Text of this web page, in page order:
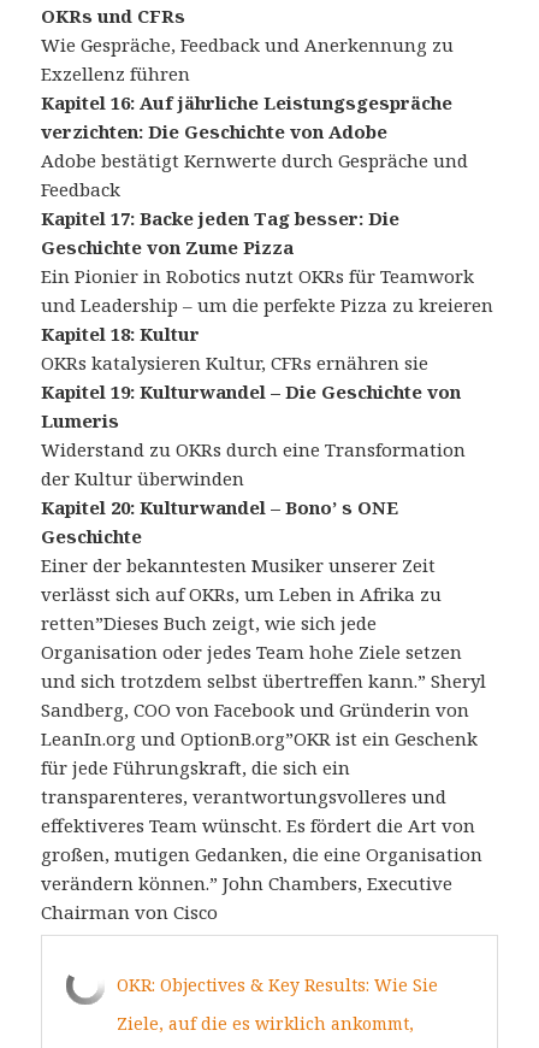
OKRs und CFRs
Wie Gespräche, Feedback und Anerkennung zu
Exzellenz führen
Kapitel 16: Auf jährliche Leistungsgespräche
verzichten: Die Geschichte von Adobe
Adobe bestätigt Kernwerte durch Gespräche und
Feedback
Kapitel 17: Backe jeden Tag besser: Die
Geschichte von Zume Pizza
Ein Pionier in Robotics nutzt OKRs für Teamwork
und Leadership – um die perfekte Pizza zu kreieren
Kapitel 18: Kultur
OKRs katalysieren Kultur, CFRs ernähren sie
Kapitel 19: Kulturwandel – Die Geschichte von
Lumeris
Widerstand zu OKRs durch eine Transformation
der Kultur überwinden
Kapitel 20: Kulturwandel – Bono’ s ONE
Geschichte
Einer der bekanntesten Musiker unserer Zeit
verlässt sich auf OKRs, um Leben in Afrika zu
retten”Dieses Buch zeigt, wie sich jede
Organisation oder jedes Team hohe Ziele setzen
und sich trotzdem selbst übertreffen kann.” Sheryl
Sandberg, COO von Facebook und Gründerin von
LeanIn.org und OptionB.org”OKR ist ein Geschenk
für jede Führungskraft, die sich ein
transparenteres, verantwortungsvolleres und
effektiveres Team wünscht. Es fördert die Art von
großen, mutigen Gedanken, die eine Organisation
verändern können.” John Chambers, Executive
Chairman von Cisco
OKR: Objectives & Key Results: Wie Sie
Ziele, auf die es wirklich ankommt,